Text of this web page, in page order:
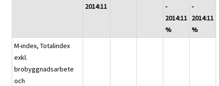
2014:11
-
2014:11
%
-
2014:11
%
M-index, Totalindex
exkl.
brobyggnadsarbete
och